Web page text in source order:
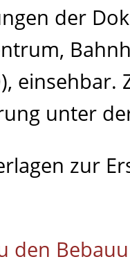
der
unter
zur
den